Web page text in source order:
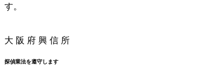
す。
大 阪 府 興 信 所
探偵業法を遵守します